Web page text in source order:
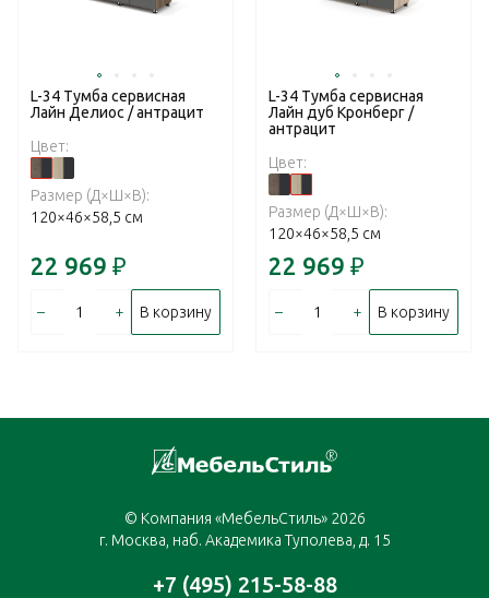
L-34 Тумба сервисная
Лайн Делиос / антрацит
Цвет:
Размер (Д×Ш×В):
120×46×58,5 см
22 969 ₽
– + В корзину
L-34 Тумба сервисная
Лайн дуб Кронберг /
антрацит
Цвет:
Размер (Д×Ш×В):
120×46×58,5 см
22 969 ₽
– + В корзину
© Компания «МебельСтиль» 2026
г. Москва, наб. Академика Туполева, д. 15
+7 (495) 215-58-88